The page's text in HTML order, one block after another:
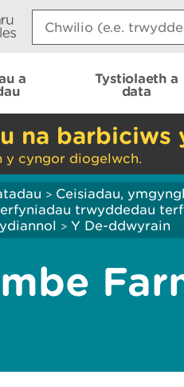
Search:
a
Tystiolaeth a
data
na barbiciws
y cyngor diogelwch.
> Ceisiadau,
trwyddedau
> Y De-ddwyrain